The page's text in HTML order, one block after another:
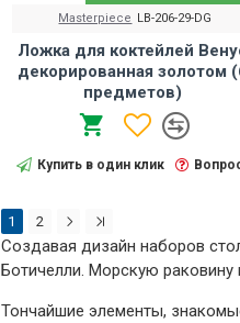
Создавая дизайн наборов
Ботичелли. Морскую раковину
Тончайшие элементы,
Masterpiece LB-206-29-DG
Ложка для коктейлей
декорированная золотом
предметов)
Купить в один клик
1 2